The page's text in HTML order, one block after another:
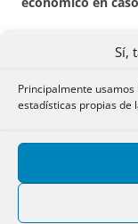
Sí,
Principalmente
estadísticas propias de
—Disposición
económico a
y el 31 de
de largo periodo